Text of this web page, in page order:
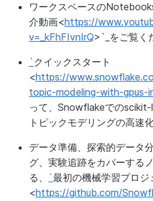
ワークスペースの
介動画<https://
v=_kFhFIvnIrQ>`_をご覧く
` クイックスタート
<https://
topic-modeling-with-gpus-
って、Snowflakeでの
トピックモデリングの高速
データ準備、探索的データ
グ、実験追跡をカバーする
る、 `最初の機械学習プロジ
<https://github.com/